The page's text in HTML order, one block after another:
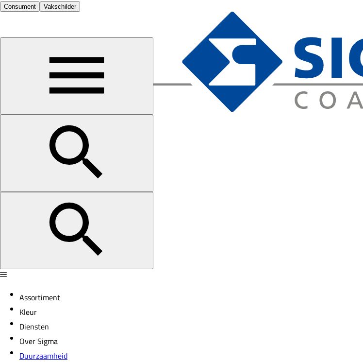
Consument Vakschilder
Assortiment
Kleur
Diensten
Over Sigma
Duurzaamheid